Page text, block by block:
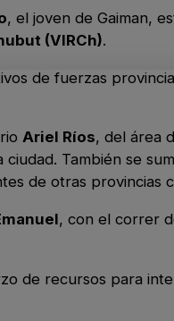
, el joven de Gaiman,
(VIRCh).
de fuerzas
Ariel Ríos, del área
También se
de otras provincias
, con el correr
de recursos para